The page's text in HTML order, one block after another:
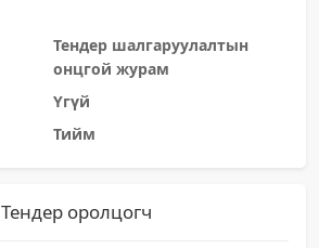
Тендер шалгаруулалтын
онцгой журам
Үгүй
Тийм
Тендер оролцогч